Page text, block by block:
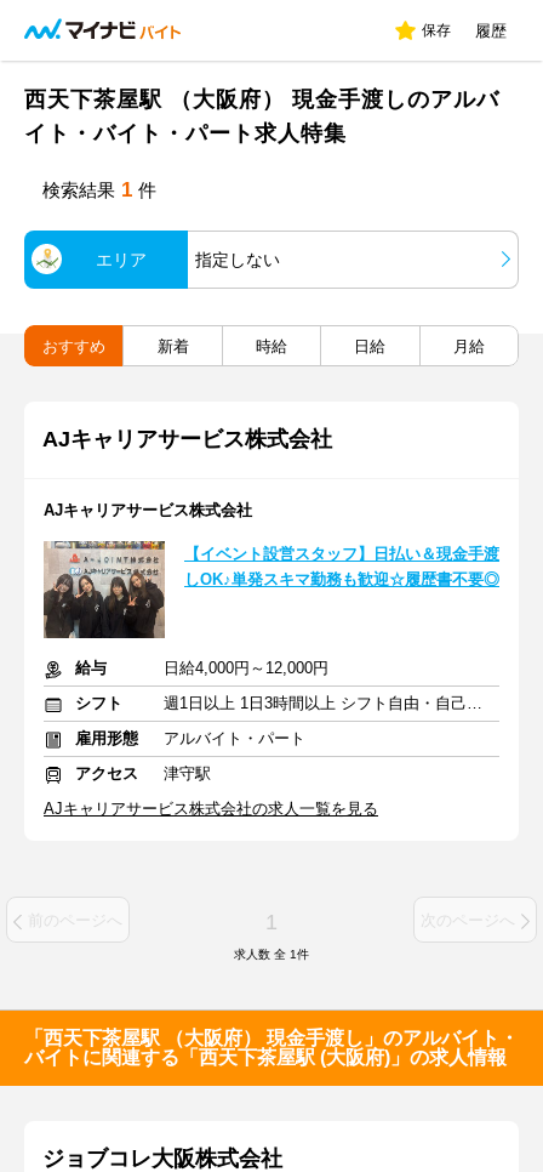
保存 履歴
西天下茶屋駅 （大阪府） 現金手渡しのアルバ
イト・バイト・パート求人特集
検索結果 1 件
エリア 指定しない
おすすめ 新着 時給 日給 月給
AJキャリアサービス株式会社
AJキャリアサービス株式会社
【イベント設営スタッフ】日払い＆現金手渡
しOK♪単発スキマ勤務も歓迎☆履歴書不要◎
給与
日給4,000円～12,000円
シフト
週1日以上 1日3時間以上 シフト自由・自己申告
雇用形態
アルバイト・パート
アクセス
津守駅
AJキャリアサービス株式会社の求人一覧を見る
前のページへ 1 次のページへ
求人数 全 1件
「西天下茶屋駅 （大阪府） 現金手渡し」のアルバイト・
バイトに関連する「西天下茶屋駅 (大阪府)」の求人情報
ジョブコレ大阪株式会社